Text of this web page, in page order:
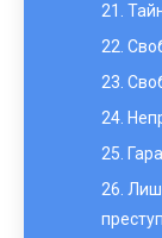
21.
22.
23.
24.
25.
26.